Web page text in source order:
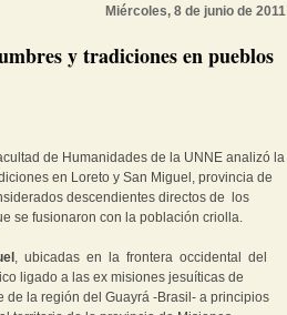
Miércoles, 8 de junio de 2011
y tradiciones en pueblos
de Humanidades de la UNNE analizó la
en Loreto y San Miguel, provincia de
descendientes directos de los
se fusionaron con la población criolla.
, ubicadas en la frontera occidental del
ligado a las ex misiones jesuíticas de
la región del Guayrá -Brasil- a principios